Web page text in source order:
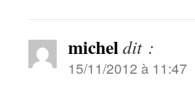
micheldit :
15/11/2012 à 11:47